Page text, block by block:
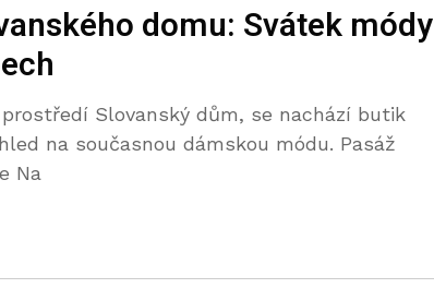
domu: Svátek módy
Slovanský dům, se nachází butik
na současnou dámskou módu. Pasáž
Na